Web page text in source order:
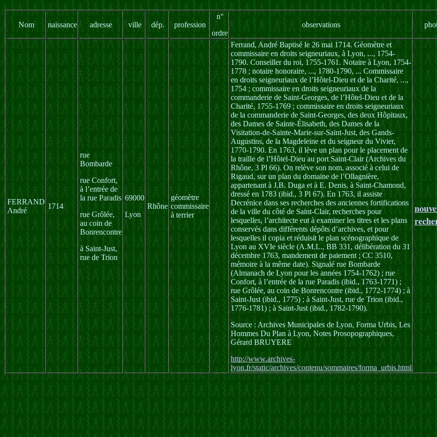
Nom naissance adresse ville dép. profession
n°
ordre
observations
FERRAND
André
1714
rue
Bombarde
rue Confort,
à l’entrée de
la rue Paradis
rue Grôlée,
au coin de
Bonrencontre
à Saint-Just,
rue de Trion
69000
Lyon
Rhône
géomètre
commissaire
à terrier
Ferrand, André Baptisé le 26 mai 1714. Géomètre et
commissaire en droits seigneuriaux, à Lyon, ..., 1754-
1790. Conseiller du roi, 1755-1761. Notaire à Lyon, 1754-
1778 ; notaire honoraire, ..., 1780-1790, ... Commissaire
en droits seigneuriaux de l’Hôtel-Dieu et de la Charité, ...,
1754 ; commissaire en droits seigneuriaux de la
commanderie de Saint-Georges, de l’Hôtel-Dieu et de la
Charité, 1755-1769 ; commissaire en droits seigneuriaux
de la commanderie de Saint-Georges, des deux Hôpitaux,
des Dames de Sainte-Élisabeth, des Dames de la
Visitation-de-Sainte-Marie-sur-Saint-Just, des Gands-
Augustins, de la Magdeleine et du seigneur du Vivier,
1770-1790. En 1763, il lève un plan pour le placement de
la traille de l’Hôtel-Dieu au port Saint-Clair (Archives du
Rhône, 3 Pl 66). On relève son nom, associé à celui de
Rigaud, sur un plan du domaine de l’Ollagnière,
appartenant à J.B. Duga et à E. Denis, à Saint-Chamond,
dressé en 1783 (ibid., 3 Pl 67). En 1763, il assiste
Decrénice dans ses recherches des anciennes fortifications
de la ville du côté de Saint-Clair, recherches pour
lesquelles, l’architecte eut à examiner les titres et les plans
conservés dans différents dépôts d’archives, et pour
lesquelles il copia et réduisit le plan scénographique de
Lyon au XVIe siècle (A.M.L., BB 331, délibération du 31
décembre 1763, mandement de paiement ; CC 3510,
mémoire à la même date). Signalé rue Bombarde
(Almanach de Lyon pour les années 1754-1762) ; rue
Confort, à l’entrée de la rue Paradis (ibid., 1763-1771) ;
rue Grôlée, au coin de Bonrencontre (ibid., 1772-1774) ; à
Saint-Just (ibid., 1775) ; à Saint-Just, rue de Trion (ibid.,
1776-1781) ; à Saint-Just (ibid., 1782-1790).
Source : Archives Municipales de Lyon, Forma Urbis, Les
Hommes Du Plan à Lyon, Notes Prosopographiques,
Gérard BRUYERE
http://www.archives-
lyon.fr/static/archives/contenu/sommaires/forma_urbis.html